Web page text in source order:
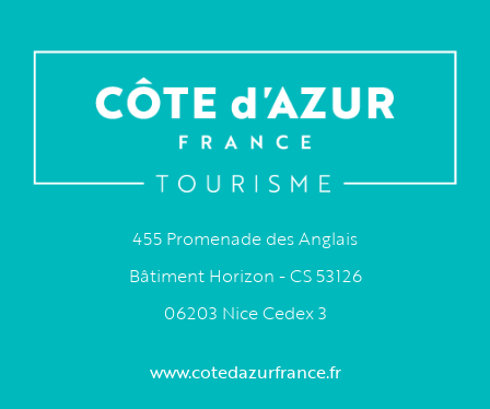
455 Promenade des Anglais
Bâtiment Horizon - CS 53126
06203 Nice Cedex 3
www.cotedazurfrance.fr